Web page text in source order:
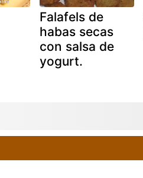
Falafels de
habas secas
con salsa de
yogurt.